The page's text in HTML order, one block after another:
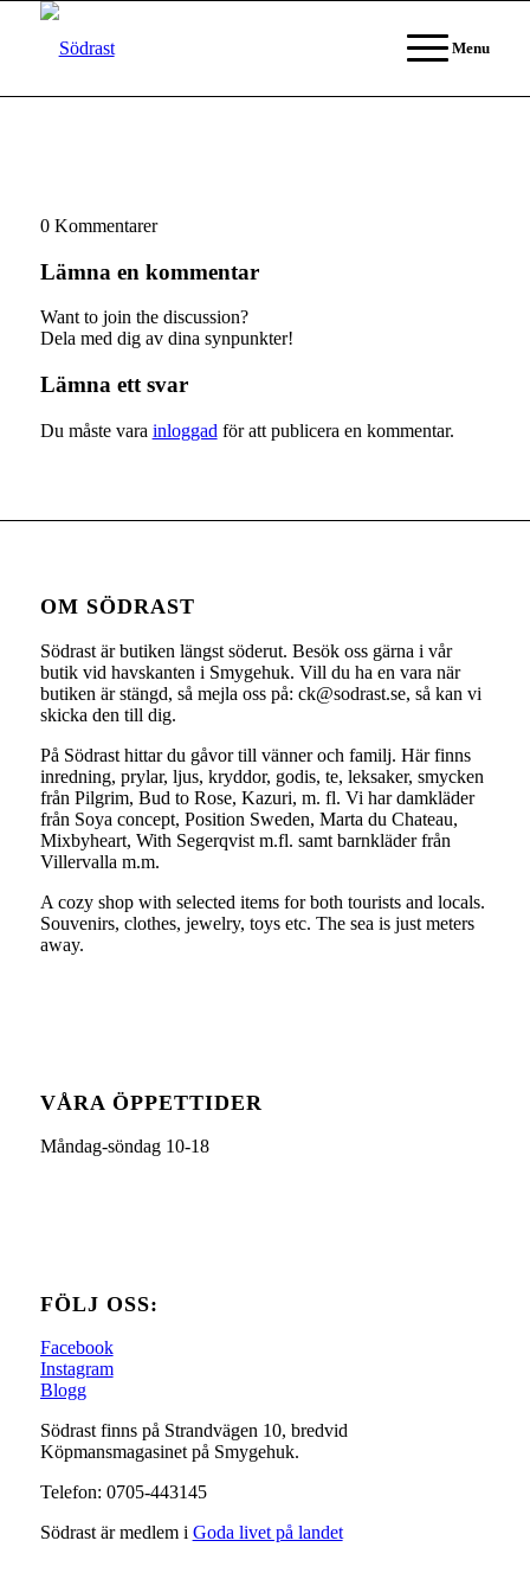
Menu
0 Kommentarer
Lämna en kommentar
Want to join the discussion?
Dela med dig av dina synpunkter!
Lämna ett svar
Du måste vara inloggad för att publicera en kommentar.
OM SÖDRAST
Södrast är butiken längst söderut. Besök oss gärna i vår
butik vid havskanten i Smygehuk. Vill du ha en vara när
butiken är stängd, så mejla oss på: ck@sodrast.se, så kan vi
skicka den till dig.
På Södrast hittar du gåvor till vänner och familj. Här finns
inredning, prylar, ljus, kryddor, godis, te, leksaker, smycken
från Pilgrim, Bud to Rose, Kazuri, m. fl. Vi har damkläder
från Soya concept, Position Sweden, Marta du Chateau,
Mixbyheart, With Segerqvist m.fl. samt barnkläder från
Villervalla m.m.
A cozy shop with selected items for both tourists and locals.
Souvenirs, clothes, jewelry, toys etc. The sea is just meters
away.
VÅRA ÖPPETTIDER
Måndag-söndag 10-18
FÖLJ OSS:
Facebook
Instagram
Blogg
Södrast finns på Strandvägen 10, bredvid
Köpmansmagasinet på Smygehuk.
Telefon: 0705-443145
Södrast är medlem i Goda livet på landet